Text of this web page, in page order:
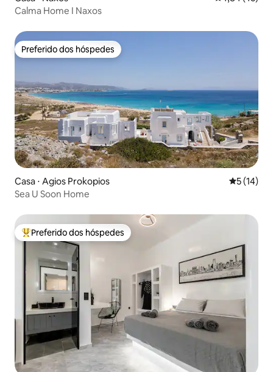
Calma Home I Naxos
Preferido dos hóspedes
Preferido dos hóspedes
Casa ⋅ Agios Prokopios 5 de uma
5 (14)
Sea U Soon Home
Entre os melhores preferidos dos hóspedes
Preferido dos hóspedes